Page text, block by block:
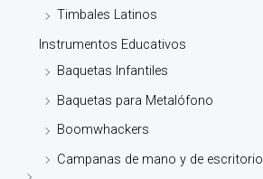
Timbales Latinos
Instrumentos Educativos
Baquetas Infantiles
Baquetas para Metalófono
Boomwhackers
Campanas de mano y de escritorio